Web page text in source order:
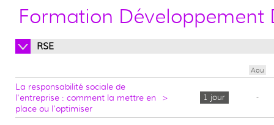
Formation Développement
RSE
Aou
La responsabilité sociale de
l'entreprise : comment la mettre en
place ou l'optimiser
> 1 jour -